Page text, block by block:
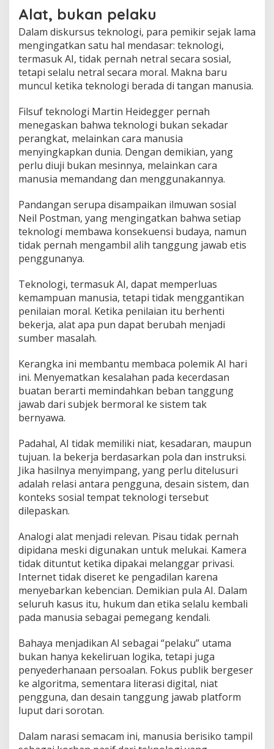
Alat, bukan pelaku
Dalam diskursus teknologi, para pemikir sejak lama
mengingatkan satu hal mendasar: teknologi,
termasuk AI, tidak pernah netral secara sosial,
tetapi selalu netral secara moral. Makna baru
muncul ketika teknologi berada di tangan manusia.
Filsuf teknologi Martin Heidegger pernah
menegaskan bahwa teknologi bukan sekadar
perangkat, melainkan cara manusia
menyingkapkan dunia. Dengan demikian, yang
perlu diuji bukan mesinnya, melainkan cara
manusia memandang dan menggunakannya.
Pandangan serupa disampaikan ilmuwan sosial
Neil Postman, yang mengingatkan bahwa setiap
teknologi membawa konsekuensi budaya, namun
tidak pernah mengambil alih tanggung jawab etis
penggunanya.
Teknologi, termasuk AI, dapat memperluas
kemampuan manusia, tetapi tidak menggantikan
penilaian moral. Ketika penilaian itu berhenti
bekerja, alat apa pun dapat berubah menjadi
sumber masalah.
Kerangka ini membantu membaca polemik AI hari
ini. Menyematkan kesalahan pada kecerdasan
buatan berarti memindahkan beban tanggung
jawab dari subjek bermoral ke sistem tak
bernyawa.
Padahal, AI tidak memiliki niat, kesadaran, maupun
tujuan. Ia bekerja berdasarkan pola dan instruksi.
Jika hasilnya menyimpang, yang perlu ditelusuri
adalah relasi antara pengguna, desain sistem, dan
konteks sosial tempat teknologi tersebut
dilepaskan.
Analogi alat menjadi relevan. Pisau tidak pernah
dipidana meski digunakan untuk melukai. Kamera
tidak dituntut ketika dipakai melanggar privasi.
Internet tidak diseret ke pengadilan karena
menyebarkan kebencian. Demikian pula AI. Dalam
seluruh kasus itu, hukum dan etika selalu kembali
pada manusia sebagai pemegang kendali.
Bahaya menjadikan AI sebagai “pelaku” utama
bukan hanya kekeliruan logika, tetapi juga
penyederhanaan persoalan. Fokus publik bergeser
ke algoritma, sementara literasi digital, niat
pengguna, dan desain tanggung jawab platform
luput dari sorotan.
Dalam narasi semacam ini, manusia berisiko tampil